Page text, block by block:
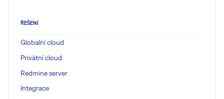
ŘEŠENÍ
Globalní cloud
Privátní cloud
Redmine server
Integrace